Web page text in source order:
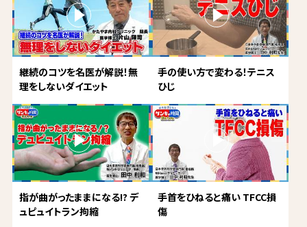
継続のコツを名医が解説！無
理をしないダイエット
手の使い方で変わる！テニス
ひじ
指が曲がったままになる!? デ
ュピュイトラン拘縮
手首をひねると痛い TFCC損
傷